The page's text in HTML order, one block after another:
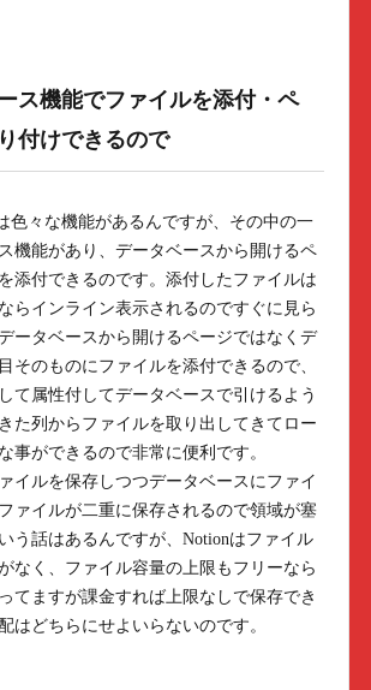
ス機能でファイルを添付・ペ
付けできるので
色々な機能があるんですが、その中の一
機能があり、データベースから開けるペ
添付できるのです。添付したファイルは
らインライン表示されるのですぐに見ら
ータベースから開けるページではなくデ
そのものにファイルを添付できるので、
て属性付してデータベースで引けるよう
た列からファイルを取り出してきてロー
事ができるので非常に便利です。
イルを保存しつつデータベースにファイ
ァイルが二重に保存されるので領域が塞
う話はあるんですが、Notionはファイル
なく、ファイル容量の上限もフリーなら
てますが課金すれば上限なしで保存でき
はどちらにせよいらないのです。